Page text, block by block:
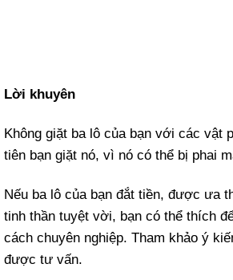
Lời khuyên
Không giặt ba lô của bạn với các vật
tiên bạn giặt nó, vì nó có thể bị phai
Nếu ba lô của bạn đắt tiền, được ưa
tinh thần tuyệt vời, bạn có thể thích
cách chuyên nghiệp. Tham khảo ý
được tư vấn.